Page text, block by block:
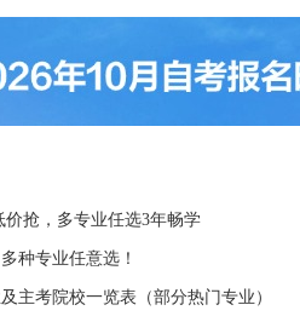
价抢，多专业任选3年畅学
种专业任意选！
主考院校一览表（部分热门专业）